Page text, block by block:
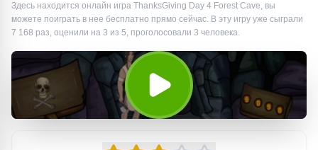
Здесь находится онлайн игра ThanksGiving Day 4 Forest Cave, вы
можете поиграть в нее бесплатно прямо сейчас. В эту игру уже сыграли
7 168 раз, оценили на 3 из 5, проголосовали 3 человека.